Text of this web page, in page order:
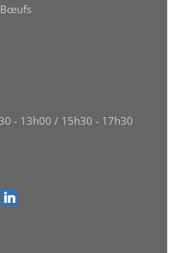
Bœufs
- 13h00 / 15h30 - 17h30